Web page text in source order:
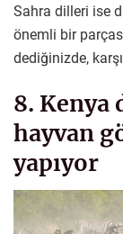
Sahra dilleri ise
önemli bir
dediğinizde,
8. Kenya
hayvan
yapıyor